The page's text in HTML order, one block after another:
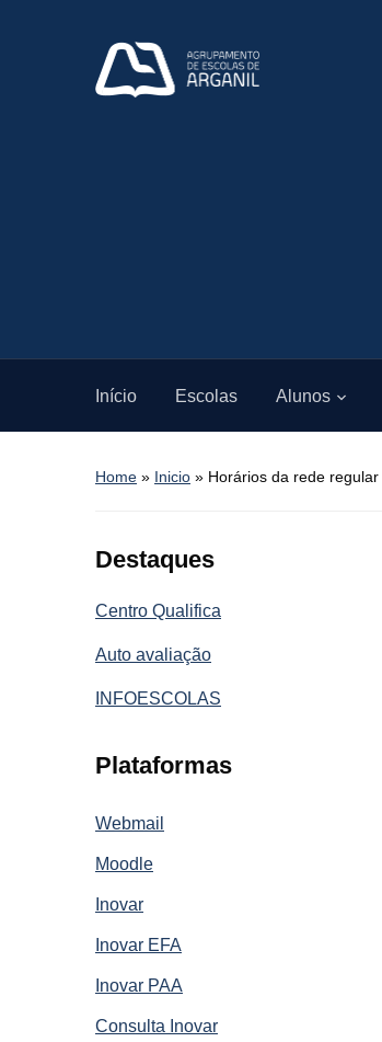
Início Escolas Alunos
Home » Inicio » Horários da rede
Destaques
Centro Qualifica
Auto avaliação
INFOESCOLAS
Plataformas
Webmail
Moodle
Inovar
Inovar EFA
Inovar PAA
Consulta Inovar